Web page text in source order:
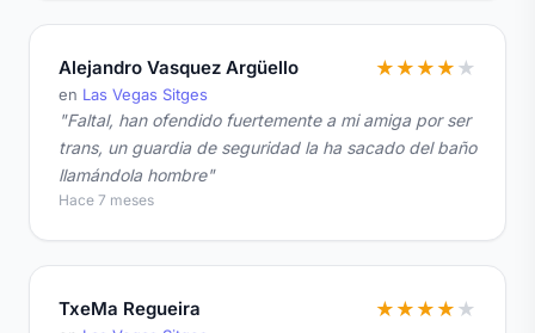
Alejandro Vasquez Argüello
en Las Vegas Sitges
★ ★ ★ ★ ★
"Faltal, han ofendido fuertemente a mi amiga por ser
trans, un guardia de seguridad la ha sacado del baño
llamándola hombre"
Hace 7 meses
TxeMa Regueira ★ ★ ★ ★ ★